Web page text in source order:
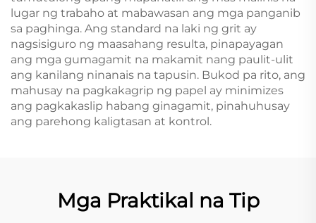
lugar ng trabaho at mabawasan ang mga panganib
sa paghinga. Ang standard na laki ng grit ay
nagsisiguro ng maasahang resulta, pinapayagan
ang mga gumagamit na makamit nang paulit-ulit
ang kanilang ninanais na tapusin. Bukod pa rito, ang
mahusay na pagkakagrip ng papel ay minimizes
ang pagkakaslip habang ginagamit, pinahuhusay
ang parehong kaligtasan at kontrol.
Mga Praktikal na Tip